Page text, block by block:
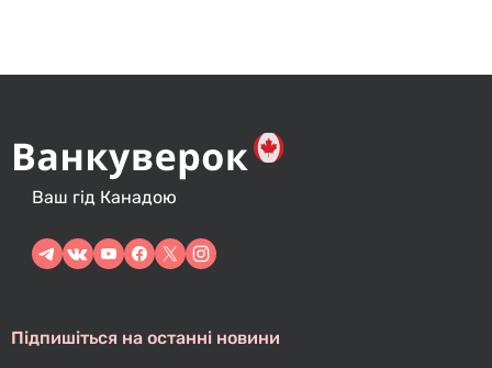
Ваш гід Канадою
Підпишіться на останні новини